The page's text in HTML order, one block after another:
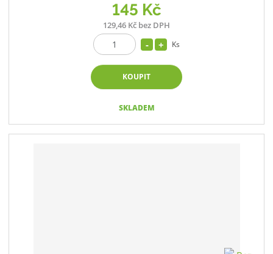
145 Kč
129,46 Kč bez DPH
Ks
KOUPIT
SKLADEM